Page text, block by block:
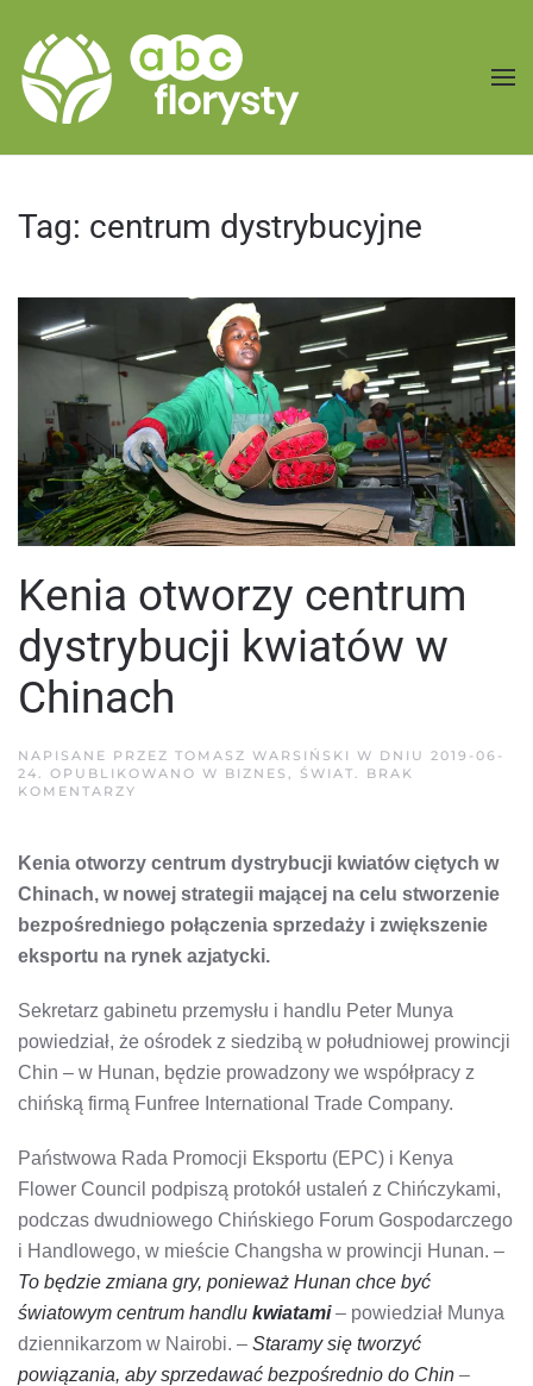
Przejdź do treści głównej
Tag: centrum dystrybucyjne
Kenia otworzy centrum
dystrybucji kwiatów w
Chinach
NAPISANE PRZEZ TOMASZ WARSIŃSKI W DNIU 2019-06-
24. OPUBLIKOWANO W BIZNES , ŚWIAT. BRAK
KOMENTARZY
DYSTRYBUCJI
KWIATÓW
W
CHINACH
Kenia otworzy centrum dystrybucji kwiatów ciętych w
Chinach, w nowej strategii mającej na celu stworzenie
bezpośredniego połączenia sprzedaży i zwiększenie
eksportu na rynek azjatycki.
Sekretarz gabinetu przemysłu i handlu Peter Munya
powiedział, że ośrodek z siedzibą w południowej prowincji
Chin – w Hunan, będzie prowadzony we współpracy z
chińską firmą Funfree International Trade Company.
Państwowa Rada Promocji Eksportu (EPC) i Kenya
Flower Council podpiszą protokół ustaleń z Chińczykami,
podczas dwudniowego Chińskiego Forum Gospodarczego
i Handlowego, w mieście Changsha w prowincji Hunan. –
To będzie zmiana gry, ponieważ Hunan chce być
światowym centrum handlu kwiatami– powiedział Munya
dziennikarzom w Nairobi. – Staramy się tworzyć
powiązania, aby sprzedawać bezpośrednio do Chin –